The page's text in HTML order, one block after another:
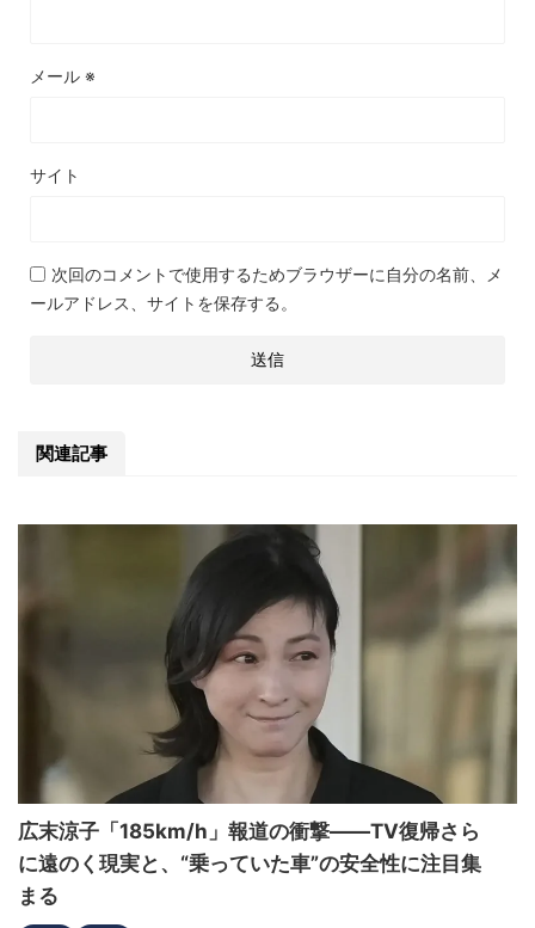
メール ※
サイト
次回のコメントで使用するためブラウザーに自分の名前、メ
ールアドレス、サイトを保存する。
関連記事
広末涼子「185km/h」報道の衝撃――TV復帰さら
に遠のく現実と、“乗っていた車”の安全性に注目集
まる